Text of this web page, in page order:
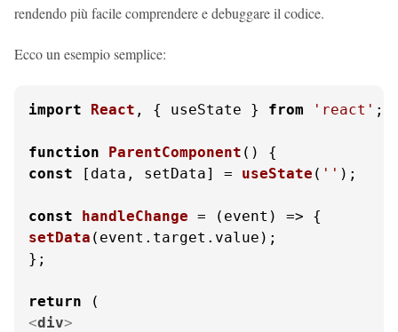
rendendo più facile comprendere e debuggare il codice.
Ecco un esempio semplice:
import React , { useState } from 'react' ;
function ParentComponent (
const [data, setData] = useState ( '' );
const handleChange = ( event
setData (event. target . value );
};
return
<div>